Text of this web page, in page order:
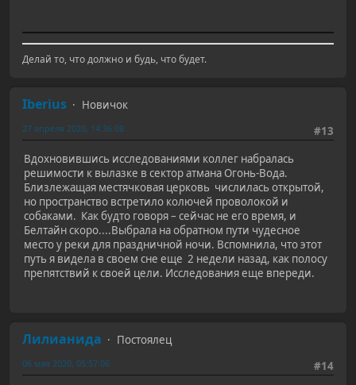
Делай то, что должно и будь, что будет.
Iberius
Новичок
#13
27 апреля 2020, 14:36:08
Вдохновившись исследованиями коллег набралась
решимости к вылазке в сектор атмана Огонь-Вода.
Близлежащая местячковая церковь числилась открытой,
но пространство встретило колючей проволокой и
собаками. Как будто говоря – сейчас не его время, и
Белтайн скоро....Выбрала на обратном пути чудесное
место у реки для праздничной ночи. Вспомнила, что этот
путь я видела в своем сне еще 2 недели назад, как полосу
препятствий к своей цели. Исследования еще впереди.
Лилианида
Постоялец
#14
06 мая 2020, 05:57:06